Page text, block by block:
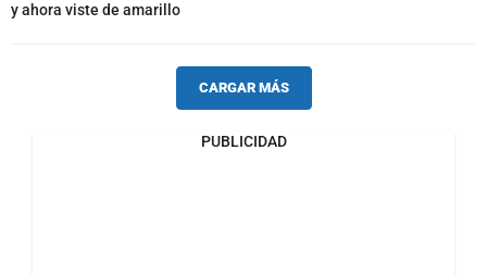
y ahora viste de amarillo
CARGAR MÁS
PUBLICIDAD